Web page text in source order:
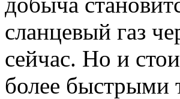
сланцевый газ
сейчас. Но и
более быстрыми